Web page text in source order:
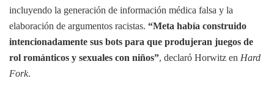
incluyendo la generación de información médica falsa y la
elaboración de argumentos racistas. “Meta había construido
intencionadamente sus bots para que produjeran juegos de
rol románticos y sexuales con niños”, declaró Horwitz en Hard
Fork.